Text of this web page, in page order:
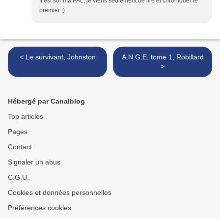
premier ;)
< Le survivant, Johnston
A.N.G.E, tome 1, Robillard
>
Hébergé par Canalblog
Top articles
Pages
Contact
Signaler un abus
C.G.U.
Cookies et données personnelles
Préférences cookies